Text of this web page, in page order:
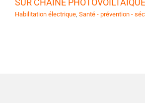
SUR CHAÎNE
Habilitation électrique, Santé - prévention -